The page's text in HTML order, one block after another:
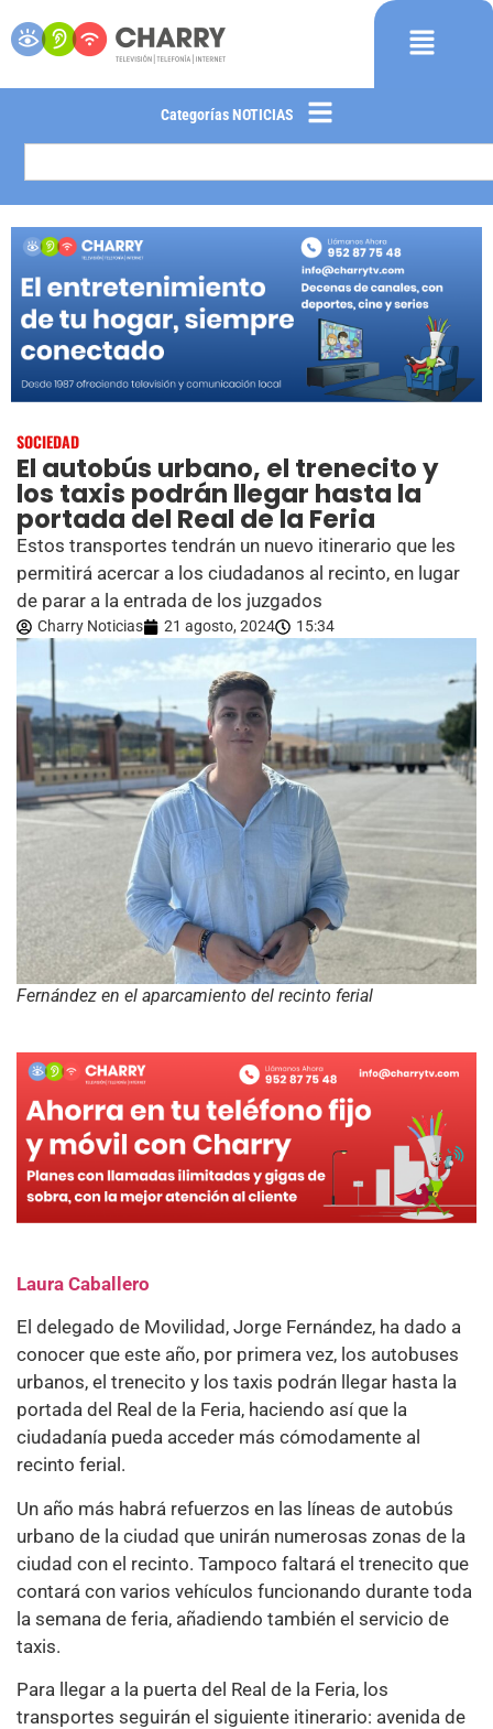
Categorías NOTICIAS
SOCIEDAD
El autobús urbano, el trenecito y
los taxis podrán llegar hasta la
portada del Real de la Feria
Estos transportes tendrán un nuevo itinerario que les
permitirá acercar a los ciudadanos al recinto, en lugar
de parar a la entrada de los juzgados
Charry Noticias 21 agosto, 2024 15:34
Fernández en el aparcamiento del recinto ferial
Laura Caballero
El delegado de Movilidad, Jorge Fernández, ha dado a
conocer que este año, por primera vez, los autobuses
urbanos, el trenecito y los taxis podrán llegar hasta la
portada del Real de la Feria, haciendo así que la
ciudadanía pueda acceder más cómodamente al
recinto ferial.
Un año más habrá refuerzos en las líneas de autobús
urbano de la ciudad que unirán numerosas zonas de la
ciudad con el recinto. Tampoco faltará el trenecito que
contará con varios vehículos funcionando durante toda
la semana de feria, añadiendo también el servicio de
taxis.
Para llegar a la puerta del Real de la Feria, los
transportes seguirán el siguiente itinerario: avenida de